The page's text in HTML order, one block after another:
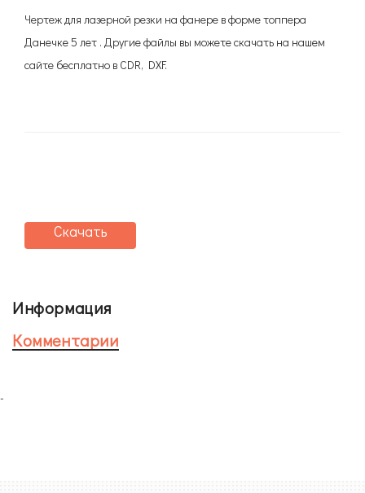
Чертеж для лазерной резки на фанере в форме топпера
Данечке 5 лет . Другие файлы вы можете скачать на нашем
сайте бесплатно в CDR, DXF.
Скачать
Информация
Комментарии
-